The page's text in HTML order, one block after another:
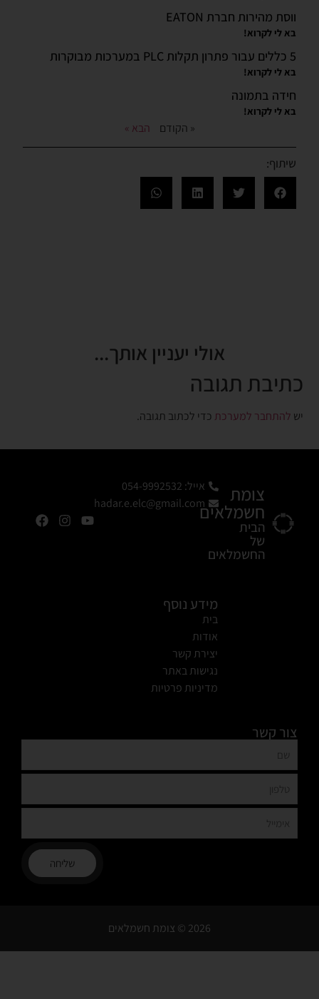
ווסת מהירות חברת EATON
בא לי לקרוא!
5 כללים עבור פתרון תקלות PLC במערכות מבוקרות
בא לי לקרוא!
חידה בתמונה
בא לי לקרוא!
« הקודם הבא »
שיתוף:
אולי יעניין אותך...
כתיבת תגובה
יש להתחבר למערכת כדי לכתוב תגובה.
צומת
חשמלאים
הבית
של
החשמלאים
אייל: 054-9992532
hadar.e.elc@gmail.com
מידע נוסף
בית
אודות
יצירת קשר
נגישות באתר
מדיניות פרטיות
צור קשר
שליחה
2026 © צומת חשמלאים